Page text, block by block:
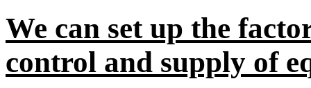
We can set up the
control and supply of